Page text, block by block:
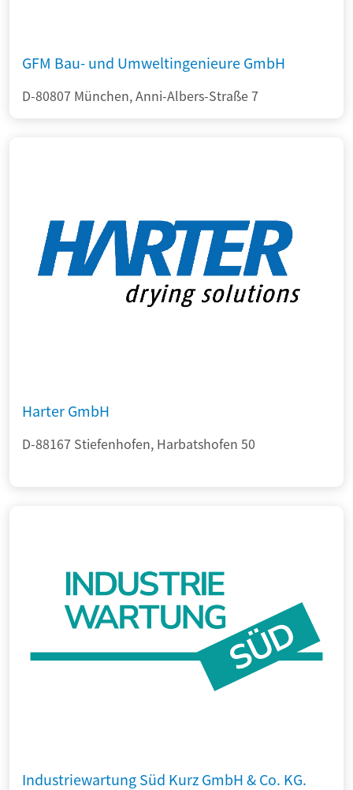
GFM Bau- und Umweltingenieure GmbH
D-80807 München, Anni-Albers-Straße 7
Harter GmbH
D-88167 Stiefenhofen, Harbatshofen 50
Industriewartung Süd Kurz GmbH & Co. KG.